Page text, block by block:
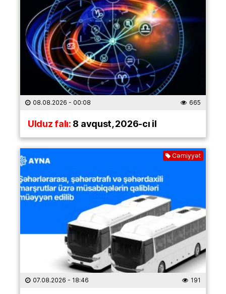
08.08.2026 - 00:08 665
Ulduz falı:8 avqust, 2026-cı il
Cəmiyyət
07.08.2026 - 18:46 191